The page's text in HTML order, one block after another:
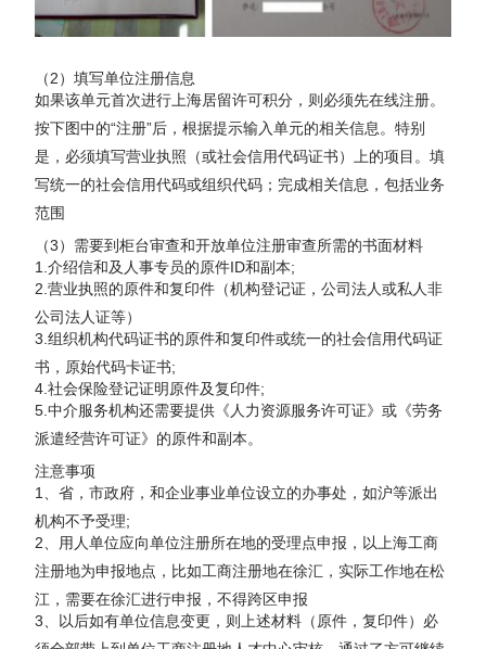
（2）填写单位注册信息
如果该单元首次进行上海居留许可积分，则必须先在线注册。
按下图中的“注册”后，根据提示输入单元的相关信息。特别
是，必须填写营业执照（或社会信用代码证书）上的项目。填
写统一的社会信用代码或组织代码；完成相关信息，包括业务
范围
（3）需要到柜台审查和开放单位注册审查所需的书面材料
1.介绍信和及人事专员的原件ID和副本;
2.营业执照的原件和复印件（机构登记证，公司法人或私人非
公司法人证等）
3.组织机构代码证书的原件和复印件或统一的社会信用代码证
书，原始代码卡证书;
4.社会保险登记证明原件及复印件;
5.中介服务机构还需要提供《人力资源服务许可证》或《劳务
派遣经营许可证》的原件和副本。
注意事项
1、省，市政府，和企业事业单位设立的办事处，如沪等派出
机构不予受理;
2、用人单位应向单位注册所在地的受理点申报，以上海工商
注册地为申报地点，比如工商注册地在徐汇，实际工作地在松
江，需要在徐汇进行申报，不得跨区申报
3、以后如有单位信息变更，则上述材料（原件，复印件）必